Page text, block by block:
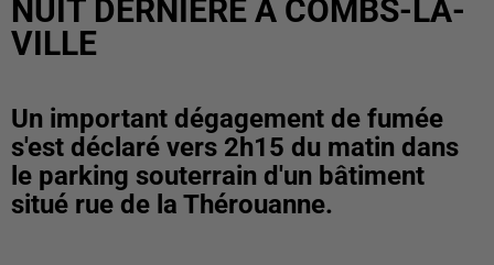
NUIT DERNIÈRE À COMBS-LA-
VILLE
Un important dégagement de fumée
s'est déclaré vers 2h15 du matin dans
le parking souterrain d'un bâtiment
situé rue de la Thérouanne.